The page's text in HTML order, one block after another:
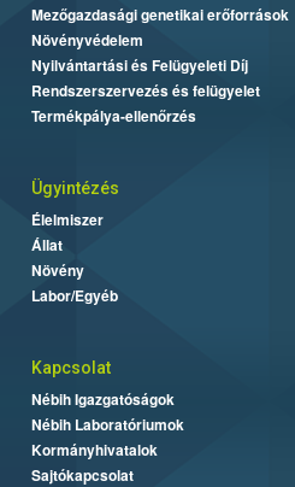
Mezőgazdasági genetikai erőforrások
Növényvédelem
Nyilvántartási és Felügyeleti Díj
Rendszerszervezés és felügyelet
Termékpálya-ellenőrzés
Ügyintézés
Élelmiszer
Állat
Növény
Labor/Egyéb
Kapcsolat
Nébih Igazgatóságok
Nébih Laboratóriumok
Kormányhivatalok
Sajtókapcsolat